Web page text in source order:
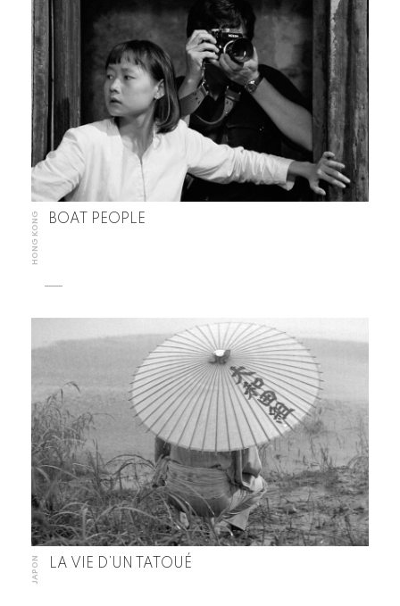
HONG KONG BOAT PEOPLE
JAPON LA VIE D’UN TATOUÉ